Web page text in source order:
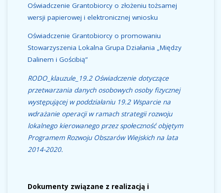
Oświadczenie Grantobiorcy o złożeniu tożsamej
wersji papierowej i elektronicznej wniosku
Oświadczenie Grantobiorcy o promowaniu
Stowarzyszenia Lokalna Grupa Działania „Między
Dalinem i Gościbią”
RODO_klauzule_19.2 Oświadczenie dotyczące
przetwarzania danych osobowych osoby fizycznej
występującej w poddziałaniu 19.2 Wsparcie na
wdrażanie operacji w ramach strategii rozwoju
lokalnego kierowanego przez społeczność objętym
Programem Rozwoju Obszarów Wiejskich na lata
2014-2020.
Dokumenty związane z realizacją i